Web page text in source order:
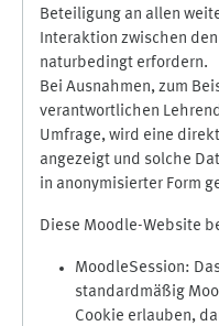
Beteiligung an allen
Interaktion zwischen
naturbedingt erfordern.
Bei Ausnahmen, zum
verantwortlichen
Umfrage, wird eine
angezeigt und solche
in anonymisierter Form
Diese Moodle-Website
MoodleSession:
standardmäßig
Cookie erlauben,